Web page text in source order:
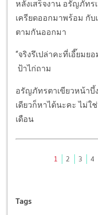
หลังเสร็จงาน อรัญภัทร
เครียดออกมาพร้อม กับ
ตามกันออกมา
“จริงรึเปล่าคะที่เอี๊ยม
ป้าไก่ถาม
อรัญภัทรตาเขียวหน้าบึ้
เดียวก็หาได้นะคะ ไม่ใ
เดือน
1 2 3 4
Tags